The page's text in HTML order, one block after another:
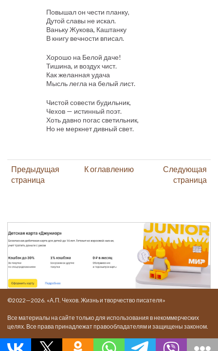
Повышал он чести планку,
Дутой славы не искал.
Ваньку Жукова, Каштанку
В книгу вечности вписал.
Хорошо на Белой даче!
Тишина, и воздух чист.
Как желанная удача
Мысль легла на белый лист.
Чистой совести будильник,
Чехов — истинный поэт.
Хоть давно погас светильник,
Но не меркнет дивный свет.
Предыдущая
страница
К оглавлению
Следующая
страница
©2022—2026. «А.П. Чехов. Жизнь и творчество писателя»
Все материалы на сайте только для использования в некоммерческих
целях. Все права принадлежат правообладателям и защищены законом.